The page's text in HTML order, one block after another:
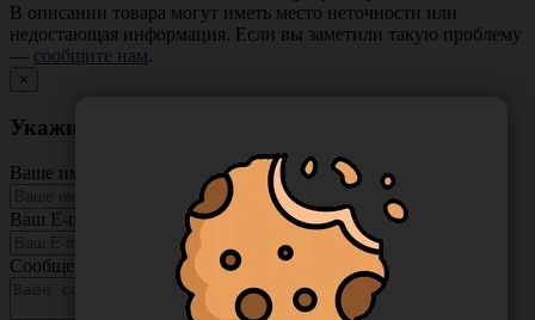
В описании товара могут иметь место неточности или
недостающая информация. Если вы заметили такую проблему
— сообщите нам.
×
Укажите неточность в описании товара
Ваше имя
Ваш E-mail
Сообщение